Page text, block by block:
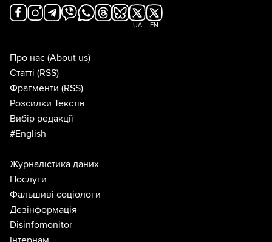
UA EN
Про нас (About us)
Статті (RSS)
Фрагменти (RSS)
Розсилки Текстів
Вибір редакції
#English
Журналістика даних
Послуги
Фальшиві соціологи
Дезінформація
Disinfomonitor